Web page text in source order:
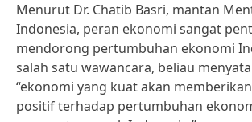
Menurut Dr. Chatib Basri, mantan
Indonesia, peran ekonomi sangat
mendorong pertumbuhan ekonomi
salah satu wawancara, beliau
“ekonomi yang kuat akan
positif terhadap pertumbuhan